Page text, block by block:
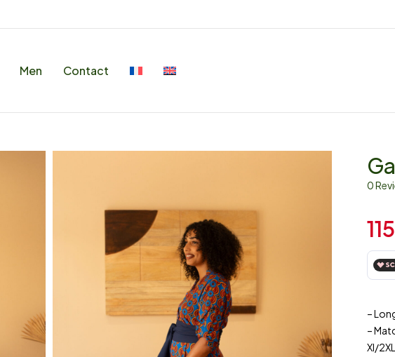
Men Contact
0
–
–
Xl/